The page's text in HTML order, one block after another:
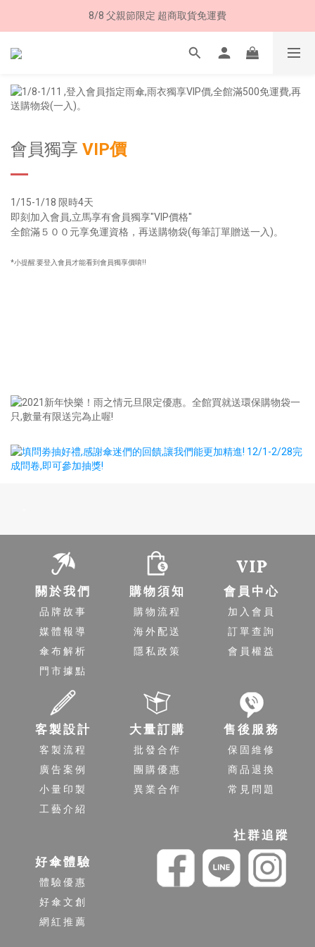
8/8 父親節限定 超商取貨免運費
8/8 父親節限定 超商取貨免運費
加入LINE好友➤領購物金50元 (現領現用)
會員獨享 VIP價
1/15-1/18 限時4天
即刻加入會員,立馬享有會員獨享"VIP價格"
全館滿５００元享免運資格，再送購物袋(每筆訂單贈送一入)。
*小提醒:要登入會員才能看到會員獨享價唷!!
關於我們
品牌故事
媒體報導
傘布解析
門市據點
購物須知
購物流程
海外配送
隱私政策
會員中心
加入會員
訂單查詢
會員權益
客製設計
客製流程
廣告案例
小量印製
工藝介紹
大量訂購
批發合作
團購優惠
異業合作
售後服務
保固維修
商品退換
常見問題
好傘體驗
體驗優惠
好傘文創
網紅推薦
社群追蹤